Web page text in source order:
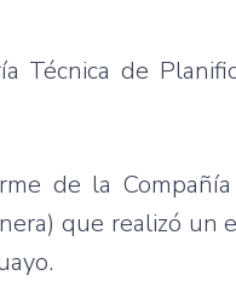
Técnica de
de la
que realizó